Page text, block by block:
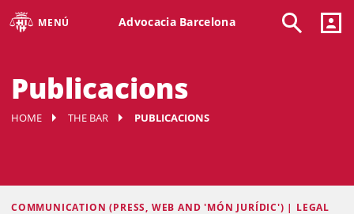
MENÚ Advocacia Barcelona
Publicacions
HOME THE BAR PUBLICACIONS
COMMUNICATION (PRESS, WEB AND 'MÓN JURÍDIC') | LEGAL